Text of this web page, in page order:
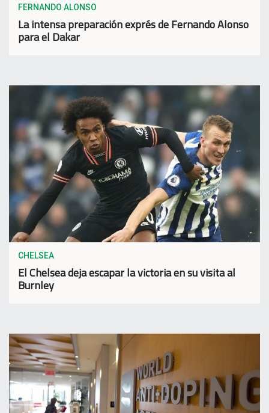
FERNANDO ALONSO
La intensa preparación exprés de Fernando Alonso
para el Dakar
CHELSEA
El Chelsea deja escapar la victoria en su visita al
Burnley